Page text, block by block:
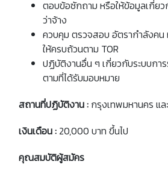
ตอบข้อซักถาม หรือให้ข้อมูลเกี่ย
ว่าจ้าง
ควบคุม ตรวจสอบ อัตรากำลังค
ให้ครบถ้วนตาม TOR
ปฏิบัติงานอื่น ๆ เกี่ยวกับระบบกา
ตามที่ได้รับมอบหมาย
สถานที่ปฏิบัติงาน : กรุงเทพมหานคร แ
เงินเดือน : 20,000 บาท ขึ้นไป
คุณสมบัติผู้สมัคร